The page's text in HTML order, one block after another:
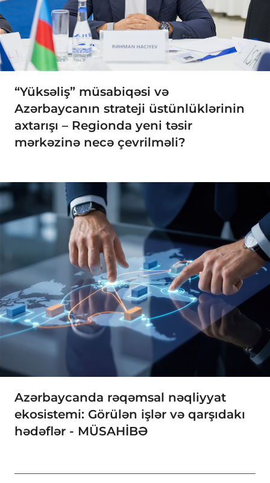
“Yüksəliş” müsabiqəsi və
Azərbaycanın strateji üstünlüklərinin
axtarışı – Regionda yeni təsir
mərkəzinə necə çevrilməli?
Azərbaycanda rəqəmsal nəqliyyat
ekosistemi: Görülən işlər və qarşıdakı
hədəflər - MÜSAHİBƏ